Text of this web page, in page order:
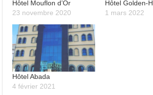
Hôtel Mouflon d’Or
23 novembre 2020
Hôtel Golden-H
1 mars 2022
Hôtel Abada
4 février 2021